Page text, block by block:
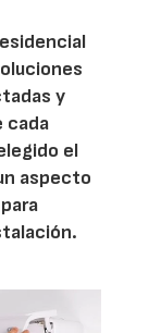
y
cada
el
aspecto